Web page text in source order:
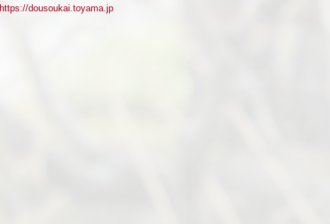
https://dousoukai.toyama.jp